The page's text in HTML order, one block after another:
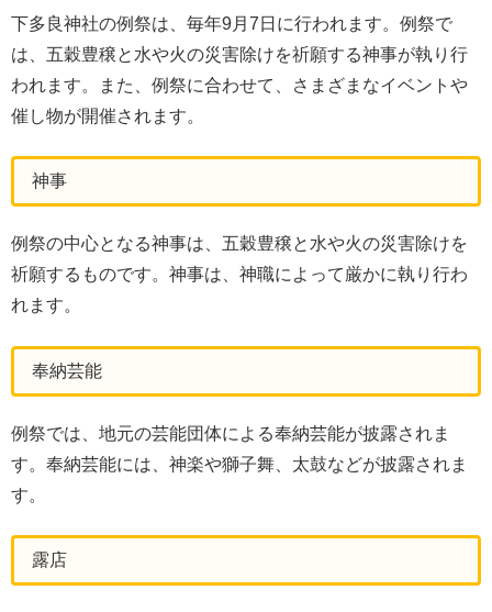
下多良神社の例祭は、毎年9月7日に行われます。例祭で
は、五穀豊穣と水や火の災害除けを祈願する神事が執り行
われます。また、例祭に合わせて、さまざまなイベントや
催し物が開催されます。
神事
例祭の中心となる神事は、五穀豊穣と水や火の災害除けを
祈願するものです。神事は、神職によって厳かに執り行わ
れます。
奉納芸能
例祭では、地元の芸能団体による奉納芸能が披露されま
す。奉納芸能には、神楽や獅子舞、太鼓などが披露されま
す。
露店